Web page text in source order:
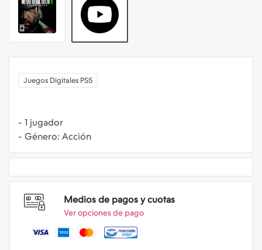
Juegos Digitales PS5
- 1 jugador
Medios de pagos y cuotas
Ver opciones de pago